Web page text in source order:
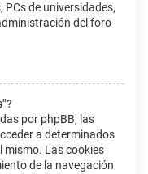
de universidades,
del foro
por phpBB, las
a determinados
mismo. Las cookies
de la navegación